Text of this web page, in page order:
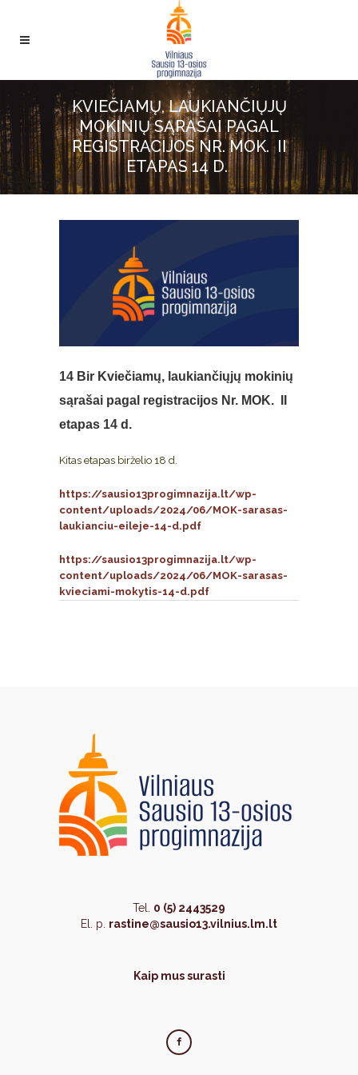
KVIEČIAMŲ, LAUKIANČIŲJŲ
MOKINIŲ SĄRAŠAI PAGAL
REGISTRACIJOS NR. MOK. II
ETAPAS 14 D.
14 Bir Kviečiamų, laukiančiųjų mokinių
sąrašai pagal registracijos Nr. MOK. II
etapas 14 d.
Kitas etapas birželio 18 d.
https://sausio13progimnazija.lt/wp-
content/uploads/2024/06/MOK-sarasas-
laukianciu-eileje-14-d.pdf
https://sausio13progimnazija.lt/wp-
content/uploads/2024/06/MOK-sarasas-
kvieciami-mokytis-14-d.pdf
Tel. 0 (5) 2443529
El. p. rastine@sausio13.vilnius.lm.lt
Kaip mus surasti